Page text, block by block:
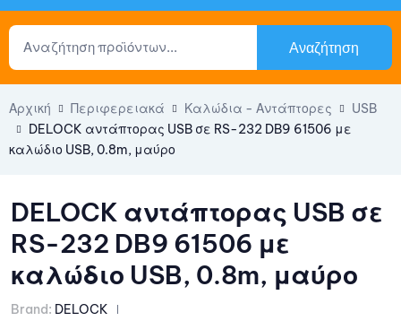
Αναζήτηση
Αρχική Περιφερειακά Καλώδια - Αντάπτορες
USB
DELOCK αντάπτορας USB σε RS-232 DB9 61506 με
καλώδιο USB, 0.8m, μαύρο
DELOCK αντάπτορας USB σε
RS-232 DB9 61506 με
καλώδιο USB, 0.8m, μαύρο
Brand: DELOCK